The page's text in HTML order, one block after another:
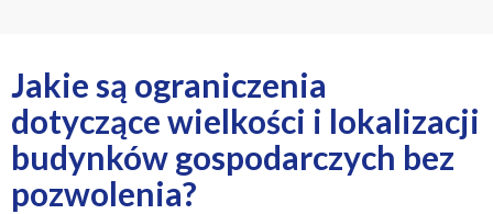
Jakie są ograniczenia
dotyczące wielkości i lokalizacji
budynków gospodarczych bez
pozwolenia?